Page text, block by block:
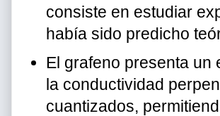
consiste en estudiar
había sido predicho
El grafeno presenta un
la conductividad
cuantizados,